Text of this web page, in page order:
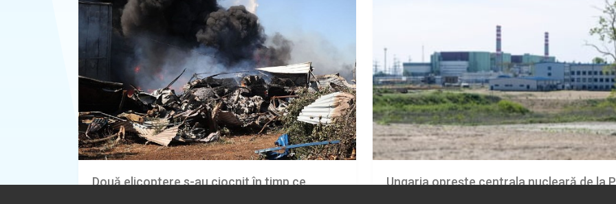
Două elicoptere s-au ciocnit în timp ce
Ungaria oprește centrala nucleară de la